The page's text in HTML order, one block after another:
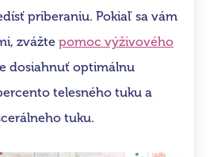
priberaniu. Pokiaľ sa vám
zvážte pomoc výživového
dosiahnuť optimálnu
telesného tuku a
tuku.